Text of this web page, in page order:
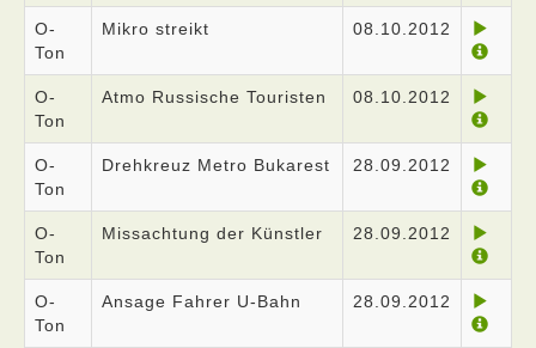
O-
Ton
Mikro streikt 08.10.2012
O-
Ton
Atmo Russische Touristen 08.10.2012
O-
Ton
Drehkreuz Metro Bukarest 28.09.2012
O-
Ton
Missachtung der Künstler 28.09.2012
O-
Ton
Ansage Fahrer U-Bahn 28.09.2012